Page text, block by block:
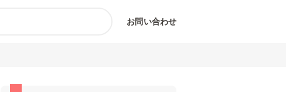
お問い合わせ